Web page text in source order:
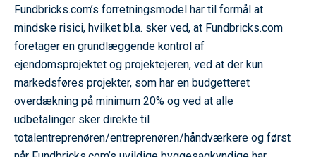
Fundbricks.com’s forretningsmodel har til formål at
mindske risici, hvilket bl.a. sker ved, at Fundbricks.com
foretager en grundlæggende kontrol af
ejendomsprojektet og projektejeren, ved at der kun
markedsføres projekter, som har en budgetteret
overdækning på minimum 20% og ved at alle
udbetalinger sker direkte til
totalentreprenøren/entreprenøren/håndværkere og først